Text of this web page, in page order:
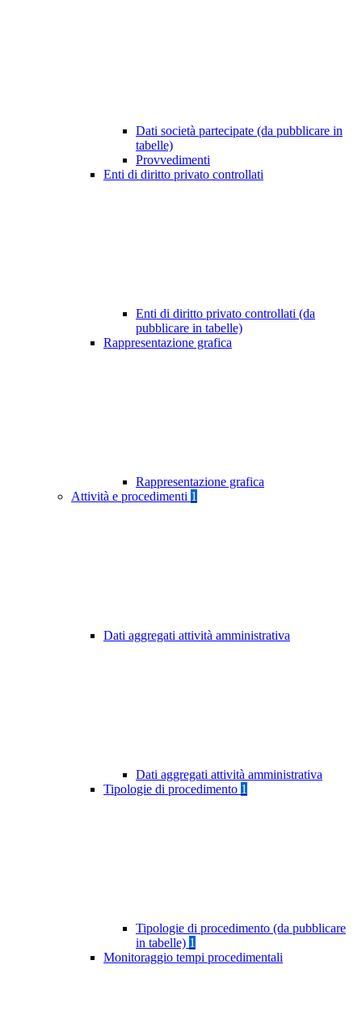
Dati società partecipate (da pubblicare in
tabelle)
Provvedimenti
Enti di diritto privato controllati
Enti di diritto privato controllati (da
pubblicare in tabelle)
Rappresentazione grafica
Rappresentazione grafica
Attività e procedimenti 1
Dati aggregati attività amministrativa
Dati aggregati attività amministrativa
Tipologie di procedimento 1
Tipologie di procedimento (da pubblicare
in tabelle) 1
Monitoraggio tempi procedimentali